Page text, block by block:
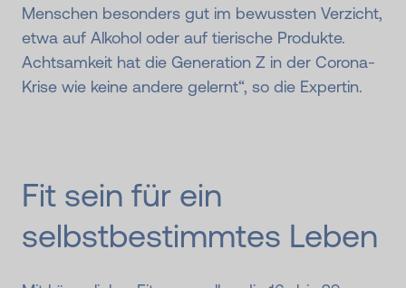
Menschen besonders gut im bewussten Verzicht,
etwa auf Alkohol oder auf tierische Produkte.
Achtsamkeit hat die Generation Z in der Corona-
Krise wie keine andere gelernt“, so die Expertin.
Fit sein für ein
selbstbestimmtes Leben